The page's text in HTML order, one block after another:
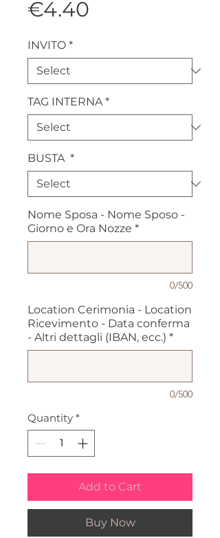
€4.40
INVITO *
TAG INTERNA *
BUSTA *
Nome Sposa - Nome Sposo -
Giorno e Ora Nozze *
0/500
Location Cerimonia - Location
Ricevimento - Data conferma
- Altri dettagli (IBAN, ecc.) *
0/500
Quantity *
Add to Cart
Buy Now